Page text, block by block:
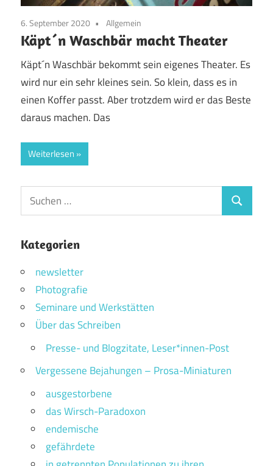
6. September 2020 Allgemein
Käpt´n Waschbär macht Theater
Käpt´n Waschbär bekommt sein eigenes Theater. Es
wird nur ein sehr kleines sein. So klein, dass es in
einen Koffer passt. Aber trotzdem wird er das Beste
daraus machen. Das
Weiterlesen
Suchen
nach:
Suchen
Kategorien
newsletter
Photografie
Seminare und Werkstätten
Über das Schreiben
Presse- und Blogzitate, Leser*innen-Post
Vergessene Bejahungen – Prosa-Miniaturen
ausgestorbene
das Wirsch-Paradoxon
endemische
gefährdete